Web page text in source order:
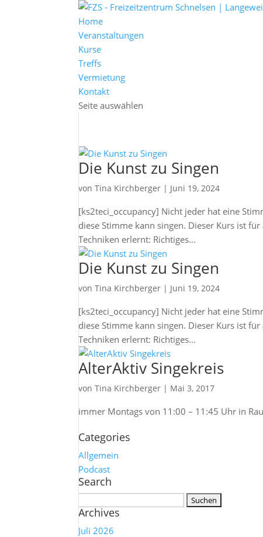
Home
Veranstaltungen
Kurse
Treffs
Vermietung
Kontakt
Seite auswählen
Die Kunst zu Singen
vonTina Kirchberger | Juni 19, 2024
[ks2teci_occupancy] Nicht jeder hat eine
diese Stimme kann singen. Dieser Kurs ist
Techniken erlernt: Richtiges...
Die Kunst zu Singen
vonTina Kirchberger | Juni 19, 2024
[ks2teci_occupancy] Nicht jeder hat eine
diese Stimme kann singen. Dieser Kurs ist
Techniken erlernt: Richtiges...
AlterAktiv Singekreis
vonTina Kirchberger | Mai 3, 2017
immer Montags von 11:00 – 11:45 Uhr in
Categories
Allgemein
Podcast
Search
nach:
Archives
Juli 2026